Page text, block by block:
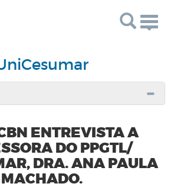
ENTREVISTA A
DO PPGTL/
DRA. ANA PAULA
MACHADO.